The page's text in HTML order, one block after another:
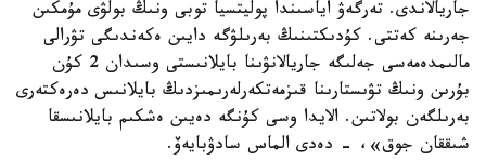
جاريالاندى. تەرگەۋ اياسىندا پوليتسيا توبى ونىڭ بولۋى مۇمكىن
جەرىنە كەتتى. كۇدىكتىنىڭ بەرىلۋگە دايىن ەكەندىگى تۋرالى
مالىمدەمەسى جەلىگە جاريالانۋىنا بايلانىستى وسىدان 2 كۇن
بۇرىن ونىڭ تۋىستارىنا قىزمەتكەرلەرىمىزدىڭ بايلانىس دەرەكتەرى
بەرىلگەن بولاتىن. الايدا وسى كۇنگە دەيىن ەشكىم بايلانىسقا
شىققان جوق»، - دەدى الماس سادۋبايەۆ.